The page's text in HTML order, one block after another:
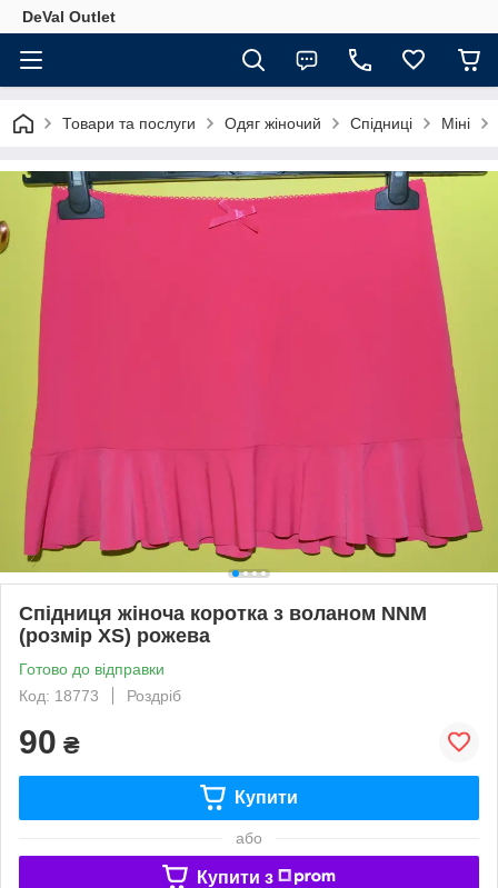
DeVal Outlet
Товари та послуги Одяг жіночий Спідниці Міні
Спідниця жіноча коротка з воланом NNM
(розмір XS) рожева
Готово до відправки
Код: 18773
Роздріб
90 ₴
Купити
або
Купити з